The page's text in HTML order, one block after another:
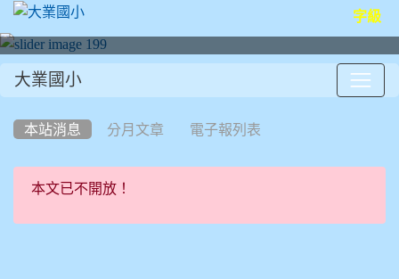
字級
大業國小
本站消息 分月文章 電子報列表
本文已不開放！